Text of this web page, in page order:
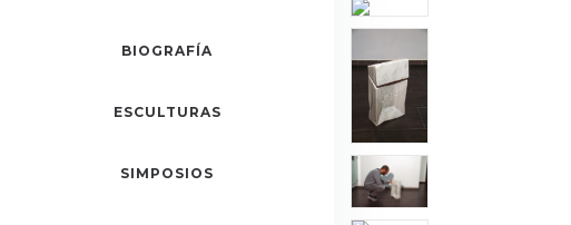
BIOGRAFÍA
ESCULTURAS
SIMPOSIOS